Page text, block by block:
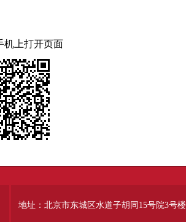
机上打开页面
地址：北京市东城区水道子胡同15号院3号楼